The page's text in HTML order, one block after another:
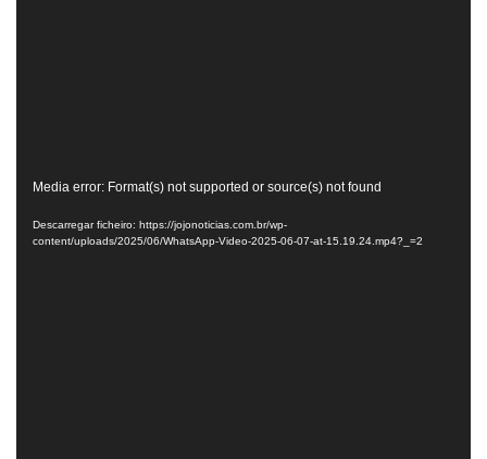
Reprodutor
vídeo
Media error: Format(s) not supported or source(s) not found
Descarregar ficheiro: https://jojonoticias.com.br/wp-
content/uploads/2025/06/WhatsApp-Video-2025-06-07-at-15.19.24.mp4?_=2